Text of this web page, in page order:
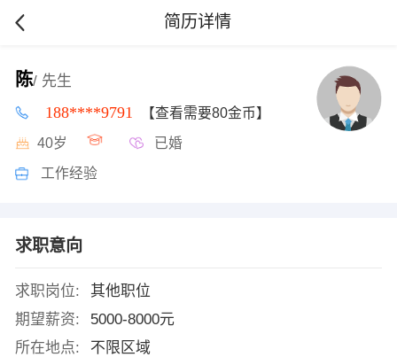
简历详情
陈/ 先生
188****9791 【查看需要80金币】
40岁 已婚
工作经验
求职意向
求职岗位:
其他职位
期望薪资:
5000-8000元
所在地点:
不限区域